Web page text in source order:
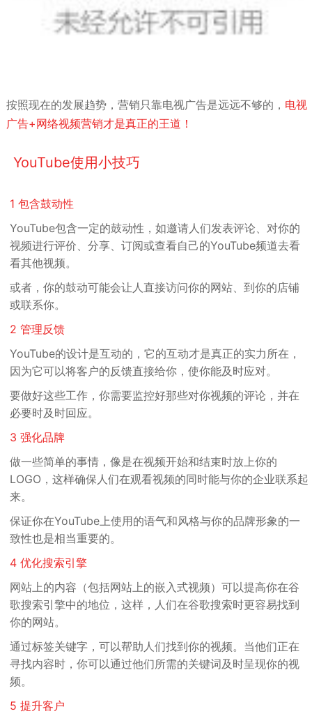
按照现在的发展趋势，营销只靠电视广告是远远不够的， 电视
广告+网络视频营销才是真正的王道！
YouTube使用小技巧
1 包含鼓动性
YouTube包含一定的鼓动性 ，如邀请人们发表评论、对你的
视频进行评价、分享、订阅或查看自己的YouTube频道去看
看其他视频。
或者，你的鼓动可能会让人直接访问你的网站、到你的店铺
或联系你。
2 管理反馈
YouTube的设计是互动的，它的互动才是真正的实力所在，
因为它可以将客户的反馈直接给你，使你能及时应对。
要做好这些工作，你需要监控好那些对你视频的评论，并在
必要时及时回应。
3 强化品牌
做一些简单的事情，像是在视频开始和结束时放上你的
LOGO ，这样确保人们在观看视频的同时能与你的企业联系起
来。
保证你在YouTube上使用的语气和风格与你的品牌形象的一
致性也是相当重要的。
4 优化搜索引擎
网站上的内容（包括网站上的嵌入式视频）可以提高你在谷
歌搜索引擎中的地位 ，这样，人们在谷歌搜索时更容易找到
你的网站。
通过标签关键字，可以帮助人们找到你的视频。当他们正在
寻找内容时，你可以通过他们所需的关键词及时呈现你的视
频。
5 提升客户